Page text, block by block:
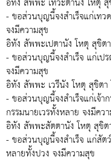
- ขอส่วนบุญนี้จงสำเร็จแก่เท
จงมีความสุข
อิทัง สัพพะเปตานัง โหตุ สุขิต
- ขอส่วนบุญนี้จงสำเร็จ แก่เป
จงมีความสุข
อิทัง สัพพะ เวรีนัง โหตุ สุขิตา
- ขอส่วนบุญนี้จงสำเร็จแก่เจ้า
กรรมนายเวรทั้งหลาย จงมีคว
อิทัง สัพพะสัตตานัง โหตุ สุขิ
- ขอส่วนบุญนี้จงสำเร็จ แก่สั
หลายทั้งปวง จงมีความสุข